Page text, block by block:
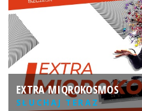
EXTRA MIQROKOSMOS
SŁUCHAJ TERAZ